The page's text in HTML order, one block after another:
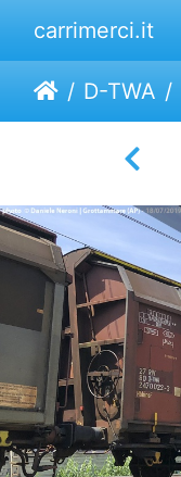
carrimerci.it
D-TWA